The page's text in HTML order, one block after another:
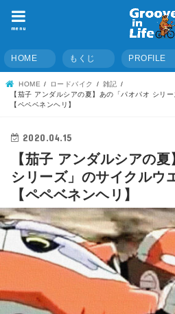
menu
HOME もくじ PROFILE
HOME ロードバイク
雑記
【茄子 アンダルシアの夏】あの「パオパオ シリ
【ペペベネンヘリ】
2020.04.15
【茄子 アンダルシアの
シリーズ」のサイクルウ
【ペペベネンヘリ】